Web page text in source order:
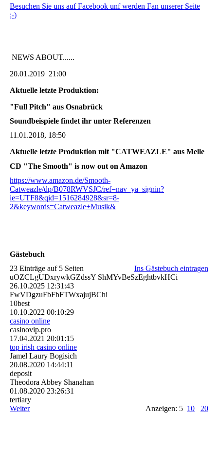
Besuchen Sie uns auf Facebook unf werden Fan unserer Seite
;-)
NEWS ABOUT......
20.01.2019 21:00
Aktuelle letzte Produktion:
"Full Pitch" aus Osnabrück
Soundbeispiele findet ihr unter Referenzen
11.01.2018, 18:50
Aktuelle letzte Produktion mit "CATWEAZLE" aus Melle
CD "The Smooth" is now out on Amazon
https://www.amazon.de/Smooth-
Catweazle/dp/B078RWVSJC/ref=nav_ya_signin?
ie=UTF8&qid=1516284928&sr=8-
2&keywords=Catweazle+Musik&
Gästebuch
23 Einträge auf 5 Seiten
Ins Gästebuch eintragen
uOZCLgUDxrywkGZdssY ShMYvBeSzEghtbvkHCi
26.10.2025 12:31:43
FwVDgzuFbFbFTWxajujBChi
10best
10.10.2022 00:10:29
casino online
casinovip.pro
17.04.2021 20:01:15
top irish casino online
Jamel Laury Bogisich
20.08.2020 14:44:11
deposit
Theodora Abbey Shanahan
01.08.2020 23:26:31
tertiary
Weiter
Anzeigen: 5 10 20